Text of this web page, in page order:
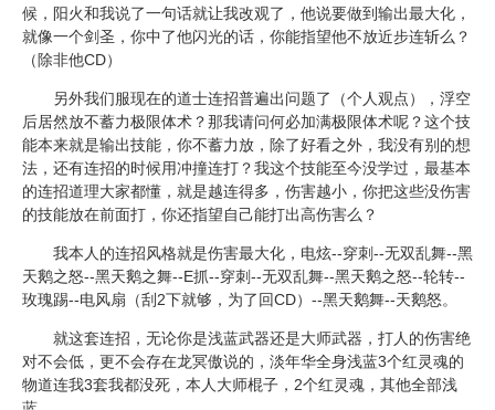
候，阳火和我说了一句话就让我改观了，他说要做到输出最大化，
就像一个剑圣 ，你中了他闪光的话，你能指望他不放近步连斩么？
（除非他CD）
另外我们服现在的道士连招普遍出问题了（个人观点），浮空
后居然放不蓄力极限体术？那我请问何必加满极限体术呢？这个技
能本来就是输出技能，你不蓄力放，除了好看之外，我没有别的想
法，还有连招的时候用冲撞连打？我这个技能至今没学过，最基本
的连招道理大家都懂，就是越连得多，伤害越小，你把这些没伤害
的技能放在前面打，你还指望自己能打出高伤害么？
我本人的连招风格就是伤害最大化，电炫--穿刺--无双乱舞--黑
天鹅之怒--黑天鹅之舞--E抓--穿刺--无双乱舞--黑天鹅之怒--轮转--
玫瑰踢--电风扇（刮2下就够，为了回CD）--黑天鹅舞--天鹅怒。
就这套连招，无论你是浅蓝武器还是大师武器，打人的伤害绝
对不会低，更不会存在龙冥傲说的，淡年华全身浅蓝3个红灵魂的
物道连我3套我都没死，本人大师棍子，2个红灵魂，其他全部浅